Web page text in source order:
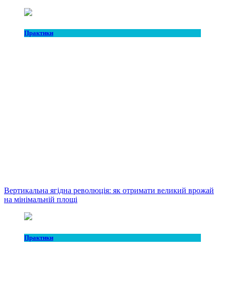
Практики
Вертикальна ягідна революція: як отримати великий врожай
на мінімальній площі
Практики